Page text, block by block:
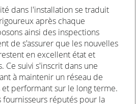
dans l'installation se traduit
après chaque
ainsi des inspections
de s'assurer que les nouvelles
en excellent état et
Ce suivi s'inscrit dans une
à maintenir un réseau de
performant sur le long terme.
fournisseurs réputés pour la